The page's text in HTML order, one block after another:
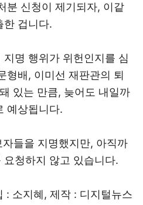
분 신청이 제기되자, 이같
한 겁니다.
명 행위가 위헌인지를 심
형배, 이미선 재판관의 퇴
있는 만큼, 늦어도 내일까
예상됩니다.
들을 지명했지만, 아직까
청하지 않고 있습니다.
: 소지혜, 제작 : 디지털뉴스